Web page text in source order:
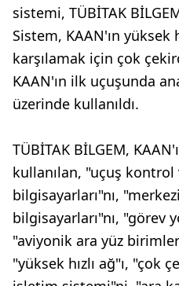
sistemi, TÜBİTAK
Sistem, KAAN'ın yüksek
karşılamak için çok
KAAN'ın ilk uçuşunda
üzerinde kullanıldı.
TÜBİTAK BİLGEM,
kullanılan, "uçuş kontrol
bilgisayarları"nı,
bilgisayarları"nı, "görev
"aviyonik ara yüz
"yüksek hızlı ağ"ı, "çok